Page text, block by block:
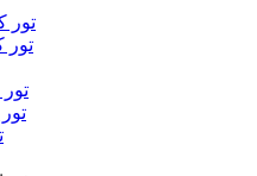
تور
تور